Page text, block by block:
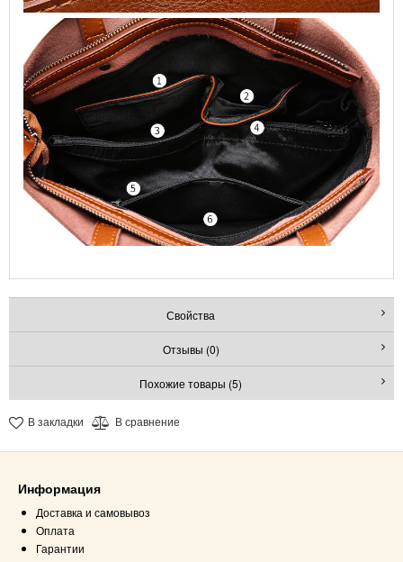
Свойства
Отзывы (0)
Похожие товары (5)
В закладки В сравнение
Информация
Доставка и самовывоз
Оплата
Гарантии